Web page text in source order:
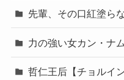
先輩、その口紅塗ら
力の強い女カン・ナ
哲仁王后【チョルイ